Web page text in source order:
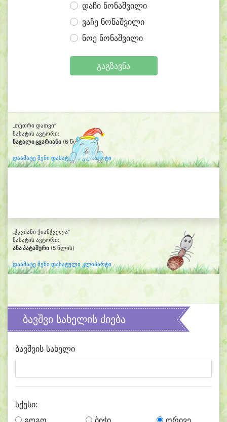
დაჩი ნონაშვილი
ვაჩე ნონაშვილი
ნოე ნონაშვილი
გაგზავნა
„თეთრი დათვი“
ნახატის ავტორი:
ნატალი ცვარიანი (6 წლის)
დაამატე შენი დახატული კლიპარტი
„ჭკვიანი ჭიანჭველა“
ნახატის ავტორი:
ანა პატაშური (5 წლის)
დაამატე შენი დახატული კლიპარტი
ბავშვი სახელის ძიება
ბავშვის სახელი
სქესი:
გოგო
ბიჭი ორივე